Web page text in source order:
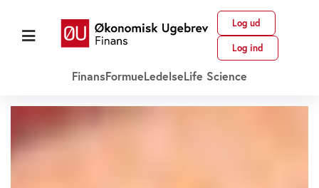
Log ud
Log ind
FinansFormueLedelseLife Science